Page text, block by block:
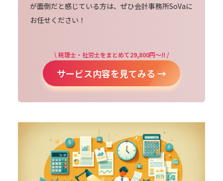
が面倒だと感じている方は、ぜひ会計事務所SoVaに
お任せください！
\ 税理士・社労士をまとめて29,800円～!! /
サービス内容を見てみる →